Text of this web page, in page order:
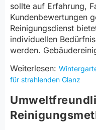
sollte auf Erfahrung,
Kundenbewertungen
Reinigungsdienst
individuellen
werden.
Weiterlesen:
für strahlenden Glanz